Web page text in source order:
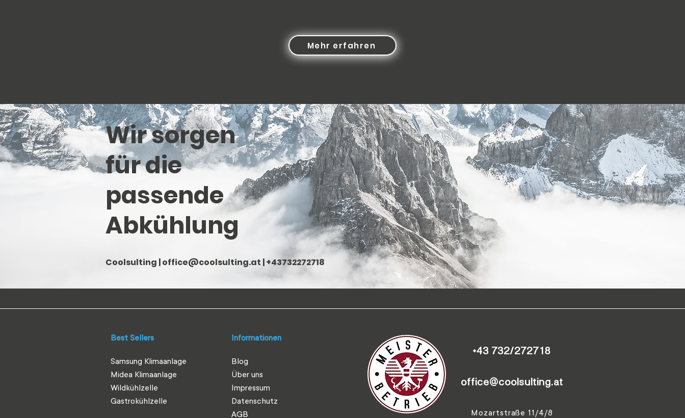
Mehr erfahren
Wir sorgen
für die
passende
Abkühlung
Coolsulting |office@coolsulting.at | +43732272718
Best Sellers
Samsung Klimaanlage
Midea Klimaanlage
Wildkühlzelle
Gastrokühlzelle
Informationen
Blog
Über uns
Impressum
Datenschutz
AGB
+43 732/272718
office@coolsulting.at
Mozartstraße 11/4/8